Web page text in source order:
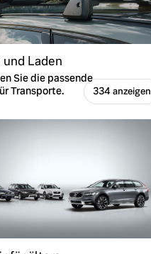
und Laden
Sie die passende
Transporte.
334 anzeigen